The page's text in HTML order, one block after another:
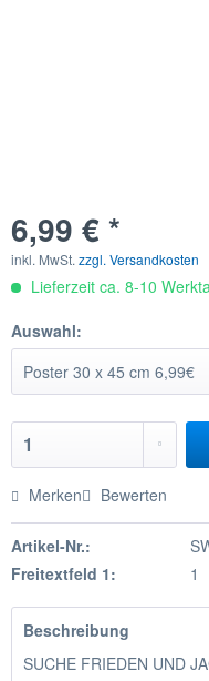
6,99 € *
inkl. MwSt.zzgl. Versandkosten
Lieferzeit ca. 8-10
Auswahl:
Merken Bewerten
Artikel-Nr.:
Freitextfeld 1:
1
Beschreibung
SUCHE FRIEDEN UND